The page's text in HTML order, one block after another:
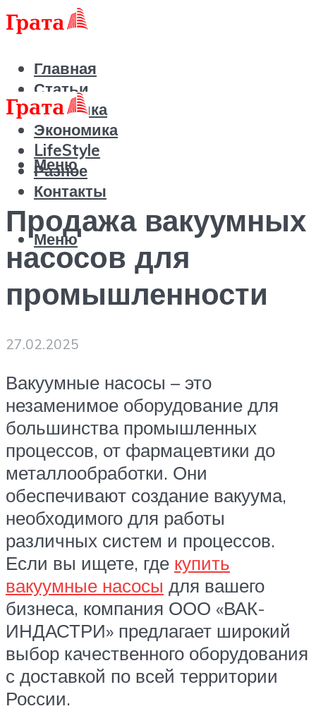
Главная
Статьи
Политика
Экономика
LifeStyle
Разное
Контакты
Меню
Меню
Продажа вакуумных
насосов для
промышленности
27.02.2025
Вакуумные насосы – это
незаменимое оборудование для
большинства промышленных
процессов, от фармацевтики до
металлообработки. Они
обеспечивают создание вакуума,
необходимого для работы
различных систем и процессов.
Если вы ищете, где купить
вакуумные насосы для вашего
бизнеса, компания ООО «ВАК-
ИНДАСТРИ» предлагает широкий
выбор качественного оборудования
с доставкой по всей территории
России.